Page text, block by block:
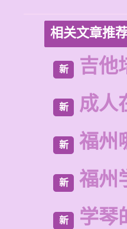
相关文章推
新 吉他
新 成人
新 福州
新 福州
新 学琴